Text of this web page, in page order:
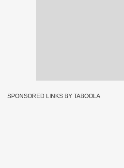
SPONSORED LINKS BY TABOOLA